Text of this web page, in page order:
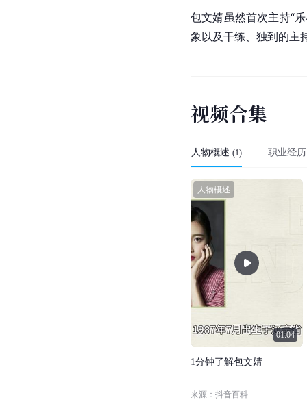
包文婧虽然首次主持“
象以及干练、独到的主
视频合集
人物概述 (1) 职业经历
01:04
人物概述
1分钟了解包文婧
来源：抖音百科